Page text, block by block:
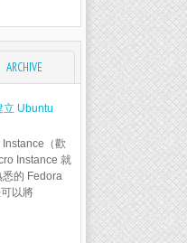
ARCHIVE
立 Ubuntu
（歡
Instance 就
悉的 Fedora
以將